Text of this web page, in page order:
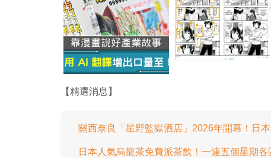
【精選消息】
關西奈良「星野監獄酒店」2026年開幕！日
日本人氣烏龍茶免費派茶飲！一連五個星期各